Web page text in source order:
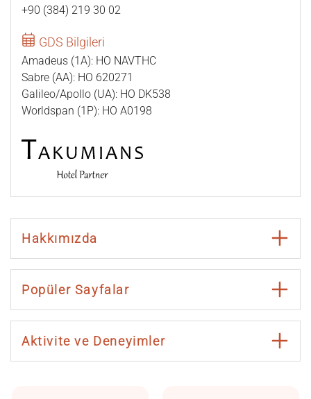
+90 (384) 219 30 02
GDS Bilgileri
Amadeus (1A): HO NAVTHC
Sabre (AA): HO 620271
Galileo/Apollo (UA): HO DK538
Worldspan (1P): HO A0198
Hakkımızda
Popüler Sayfalar
Aktivite ve Deneyimler